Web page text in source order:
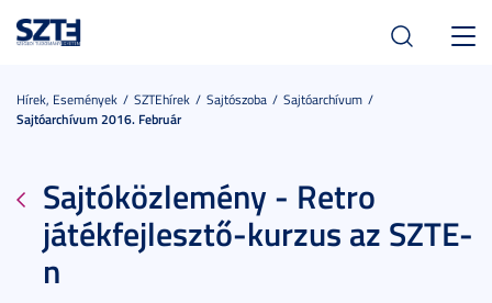
Hírek, Események SZTEhírek Sajtószoba
Sajtóarchívum
Sajtóarchívum 2016. Február
Sajtóközlemény - Retro
játékfejlesztő-kurzus az SZTE-
n